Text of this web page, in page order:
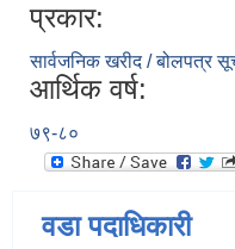
प्रकार:
सार्वजनिक खरीद / बोलपत्र
आर्थिक वर्ष:
७९-८०
वडा पदाधिकारी